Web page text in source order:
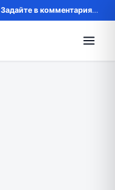
Задайте в комментариях — ответим!